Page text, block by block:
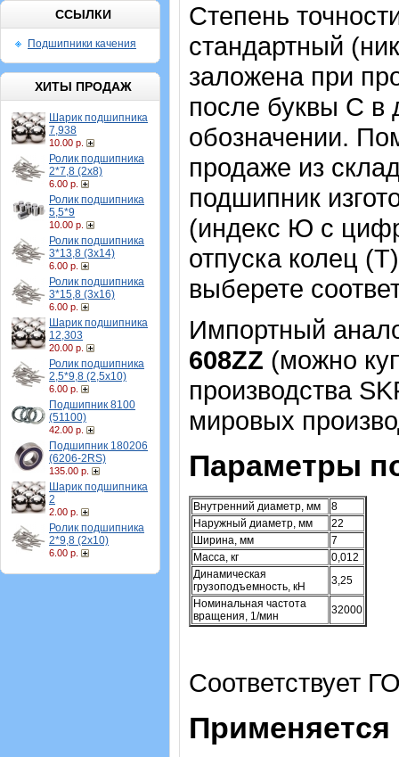
ССЫЛКИ
Подшипники качения
ХИТЫ ПРОДАЖ
Шарик подшипника
7,938
10.00 р.
Ролик подшипника
2*7,8 (2х8)
6.00 р.
Ролик подшипника
5,5*9
10.00 р.
Ролик подшипника
3*13,8 (3х14)
6.00 р.
Ролик подшипника
3*15,8 (3х16)
6.00 р.
Шарик подшипника
12,303
20.00 р.
Ролик подшипника
2,5*9,8 (2,5х10)
6.00 р.
Подшипник 8100
(51100)
42.00 р.
Подшипник 180206
(6206-2RS)
135.00 р.
Шарик подшипника
2
2.00 р.
Ролик подшипника
2*9,8 (2х10)
6.00 р.
Степень
стандартный
заложена при
после буквы С в
обозначении.
продаже из
подшипник
(индекс Ю с
отпуска колец
выберете
Импортный
608ZZ (можно
производства
мировых
Параметры
Внутренний диаметр, мм
8
Наружный диаметр, мм
22
Ширина, мм
7
Масса, кг
0,012
Динамическая
грузоподъемность, кН
3,25
Номинальная частота
вращения, 1/мин
32000
Соответствует